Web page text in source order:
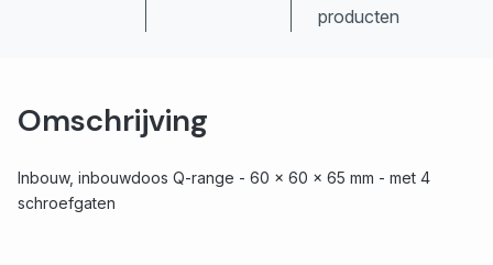
producten
Omschrijving
Inbouw, inbouwdoos Q-range - 60 x 60 x 65 mm - met 4
schroefgaten